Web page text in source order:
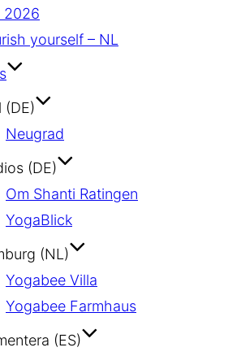
2026
yourself – NL
(DE)
Neugrad
(DE)
Om Shanti Ratingen
YogaBlick
(NL)
Yogabee Villa
Yogabee Farmhaus
(ES)